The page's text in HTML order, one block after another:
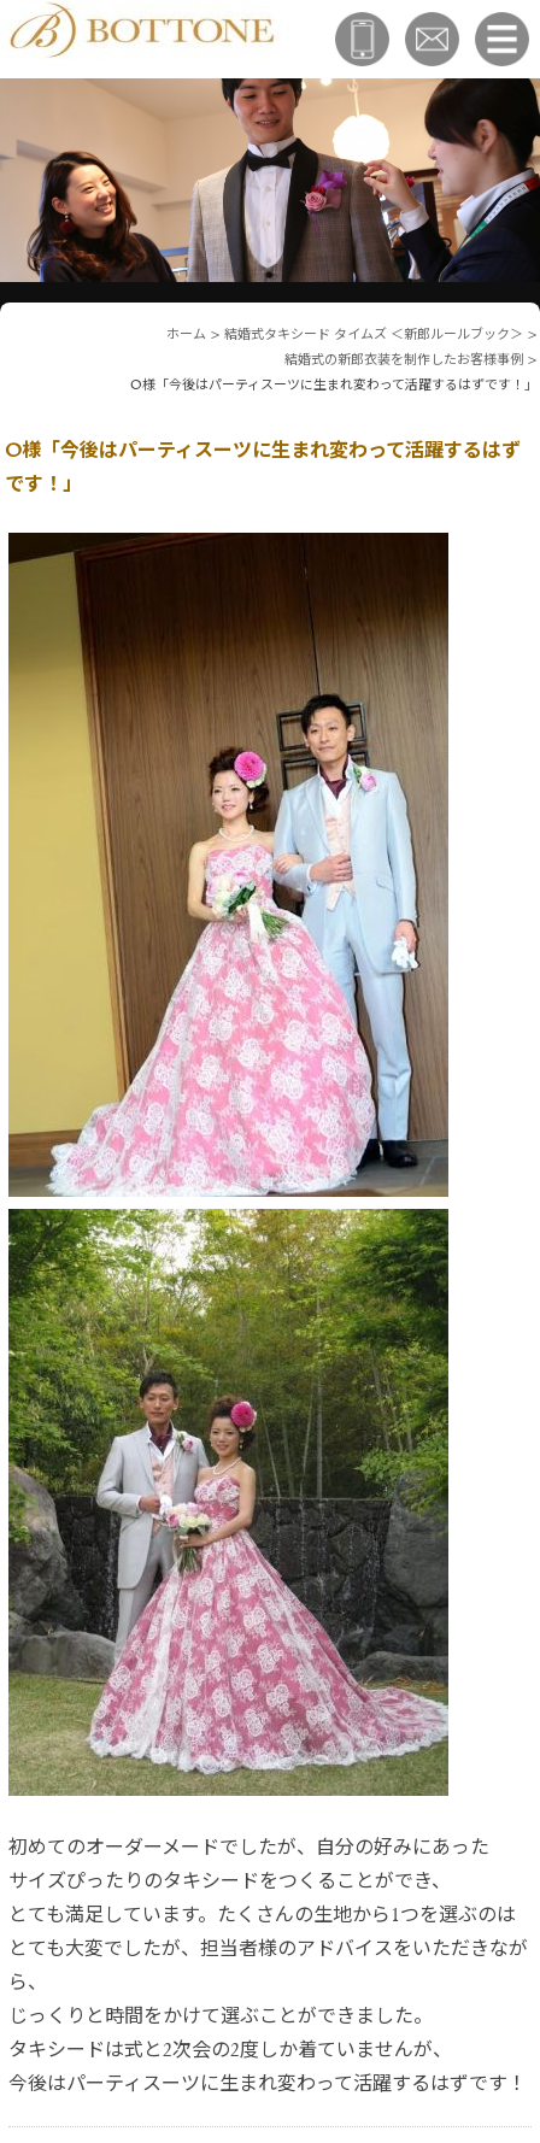
ホーム > 結婚式タキシード タイムズ ＜新郎ルールブック＞ >
結婚式の新郎衣装を制作したお客様事例 >
O様「今後はパーティスーツに生まれ変わって活躍するはずです！」
O様「今後はパーティスーツに生まれ変わって活躍するはず
です！」
初めてのオーダーメードでしたが、自分の好みにあった
サイズぴったりのタキシードをつくることができ、
とても満足しています。たくさんの生地から1つを選ぶのは
とても大変でしたが、担当者様のアドバイスをいただきなが
ら、
じっくりと時間をかけて選ぶことができました。
タキシードは式と2次会の2度しか着ていませんが、
今後はパーティスーツに生まれ変わって活躍するはずです！